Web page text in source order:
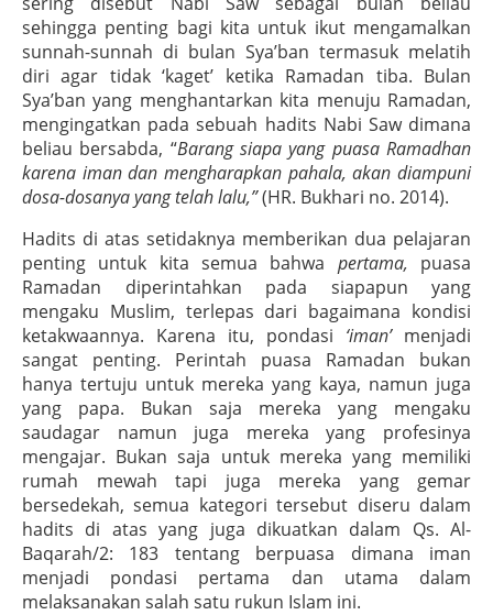
sehingga penting bagi kita untuk ikut mengamalkan
sunnah-sunnah di bulan Sya’ban termasuk melatih
diri agar tidak ‘kaget’ ketika Ramadan tiba. Bulan
Sya’ban yang menghantarkan kita menuju Ramadan,
mengingatkan pada sebuah hadits Nabi Saw dimana
beliau bersabda, “Barang siapa yang puasa Ramadhan
karena iman dan mengharapkan pahala, akan diampuni
dosa-dosanya yang telah lalu,”(HR. Bukhari no. 2014).
Hadits di atas setidaknya memberikan dua pelajaran
penting untuk kita semua bahwa pertama, puasa
Ramadan diperintahkan pada siapapun yang
mengaku Muslim, terlepas dari bagaimana kondisi
ketakwaannya. Karena itu, pondasi ‘iman’menjadi
sangat penting. Perintah puasa Ramadan bukan
hanya tertuju untuk mereka yang kaya, namun juga
yang papa. Bukan saja mereka yang mengaku
saudagar namun juga mereka yang profesinya
mengajar. Bukan saja untuk mereka yang memiliki
rumah mewah tapi juga mereka yang gemar
bersedekah, semua kategori tersebut diseru dalam
hadits di atas yang juga dikuatkan dalam Qs. Al-
Baqarah/2: 183 tentang berpuasa dimana iman
menjadi pondasi pertama dan utama dalam
melaksanakan salah satu rukun Islam ini.